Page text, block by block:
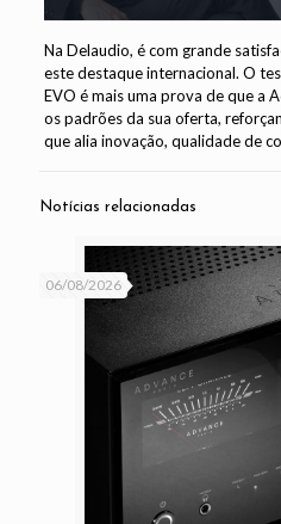
Na Delaudio, é com grande
este destaque internacional. O
EVO é mais uma prova de que a
os padrões da sua oferta,
que alia inovação, qualidade de
Notícias relacionadas
06/08/2026